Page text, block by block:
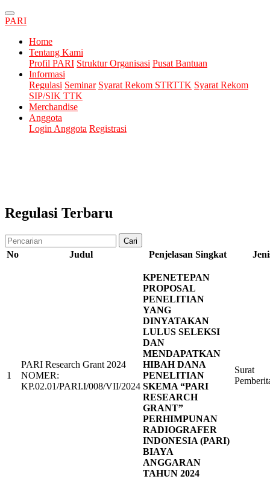
PARI
Home
Tentang Kami
Profil PARI Struktur Organisasi Pusat Bantuan
Informasi
Regulasi Seminar Syarat Rekom STRTTK Syarat Rekom
SIP/SIK TTK
Merchandise
Anggota
Login Anggota Registrasi
Regulasi Terbaru
Cari
No Judul Penjelasan Singkat
1
PARI Research Grant 2024
NOMER:
KP.02.01/PARI.I/008/VII/2024
KPENETEPAN
PROPOSAL
PENELITIAN
YANG
DINYATAKAN
LULUS SELEKSI
DAN
MENDAPATKAN
HIBAH DANA
PENELITIAN
SKEMA “PARI
RESEARCH
GRANT”
PERHIMPUNAN
RADIOGRAFER
INDONESIA (PARI)
BIAYA
ANGGARAN
TAHUN 2024
Surat